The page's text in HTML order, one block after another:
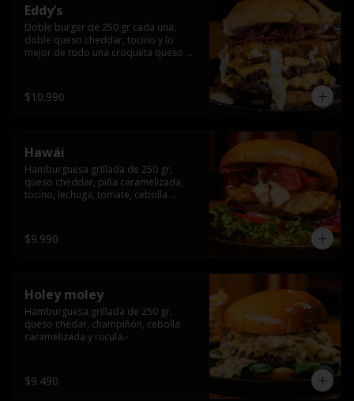
Eddy’s
Doble burger de 250 gr cada una,
doble queso cheddar, tocino y lo
mejor de todo una croqueta queso
$10.990
Hawái
Hamburguesa grillada de 250 gr,
queso cheddar, piña caramelizada,
tocino, lechuga, tomate, cebolla
$9.990
Holey moley
Hamburguesa grillada de 250 gr,
queso chedar, champiñón, cebolla
caramelizada y rucula.-
$9.490